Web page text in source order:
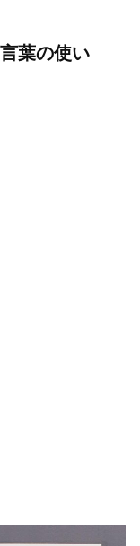
葉の使い